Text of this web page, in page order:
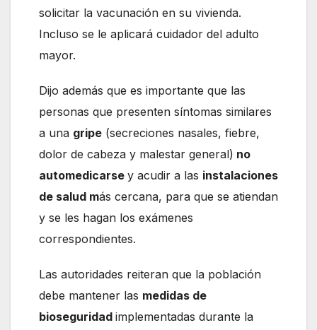
solicitar la vacunación en su vivienda.
Incluso se le aplicará cuidador del adulto
mayor.
Dijo además que es importante que las
personas que presenten síntomas similares
a una gripe (secreciones nasales, fiebre,
dolor de cabeza y malestar general) no
automedicarse y acudir a las instalaciones
de salud más cercana, para que se atiendan
y se les hagan los exámenes
correspondientes.
Las autoridades reiteran que la población
debe mantener las medidas de
bioseguridad implementadas durante la